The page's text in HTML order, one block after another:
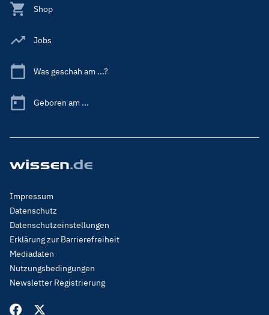
Shop
Jobs
Was geschah am ...?
Geboren am ...
Footer
Menu
Legal
Impressum
Datenschutz
Datenschutzeinstellungen
Erklärung zur Barrierefreiheit
Mediadaten
Nutzungsbedingungen
Newsletter Registrierung